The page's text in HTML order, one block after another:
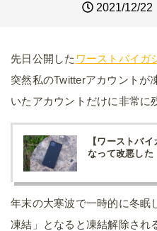
2021/12/22
先日公開した ワーストバイガ
突然私のTwitterアカウントが
いたアカウントだけに非常に
【ワーストバ
なって改悪した
年末の大寒波で一時的に冬眠
凍結」となると凍結解除され